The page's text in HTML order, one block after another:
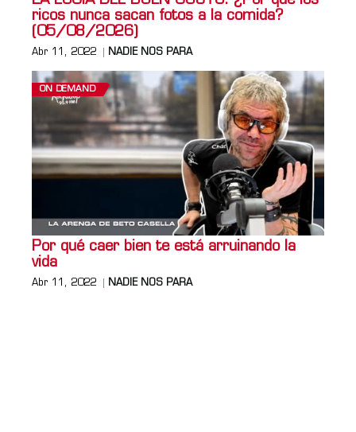
ricos nunca sacan fotos a la comida?
(05/08/2026)
Abr 11, 2022 NADIE NOS PARA
ON DEMAND
Por qué caer bien te está arruinando la
vida
Abr 11, 2022 NADIE NOS PARA